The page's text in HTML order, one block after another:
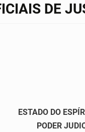
DE
ESTADO DO
PODER